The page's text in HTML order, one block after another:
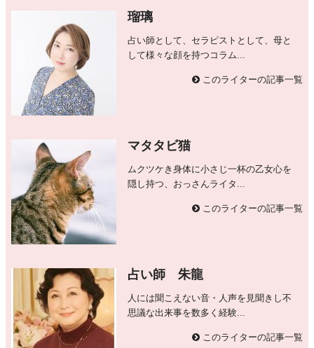
瑠璃
占い師として、セラピストとして、母と
して様々な顔を持つコラム...
このライターの記事一覧
マタタビ猫
ムクツケき身体に小さじ一杯の乙女心を
隠し持つ、おっさんライタ...
このライターの記事一覧
占い師 朱龍
人には聞こえない音・人声を見聞きし不
思議な出来事を数多く経験...
このライターの記事一覧